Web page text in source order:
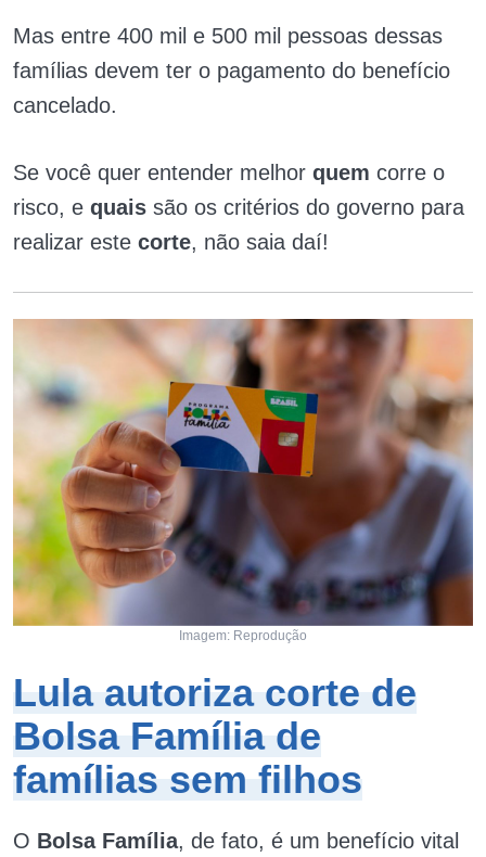
Mas entre 400 mil e 500 mil pessoas dessas
famílias devem ter o pagamento do benefício
cancelado.
Se você quer entender melhor quem corre o
risco, e quais são os critérios do governo para
realizar este corte, não saia daí!
Imagem: Reprodução
Lula autoriza corte de
Bolsa Família de
famílias sem filhos
O Bolsa Família, de fato, é um benefício vital